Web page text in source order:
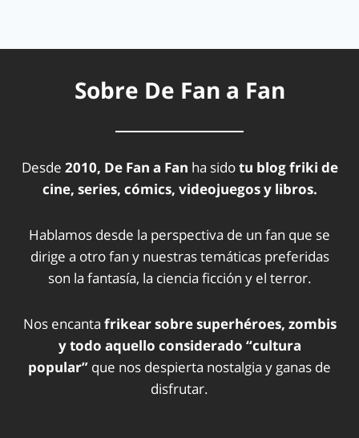
Sobre De Fan a Fan
Desde 2010, De Fan a Fan ha sidotu blog friki de
cine, series, cómics, videojuegos y libros.
Hablamos desde la perspectiva de un fan que se
dirige a otro fan y nuestras temáticas preferidas
son la fantasía, la ciencia ficción y el terror.
Nos encanta frikear sobre superhéroes, zombis
y todo aquello considerado “cultura
popular” que nos despierta nostalgia y ganas de
disfrutar.